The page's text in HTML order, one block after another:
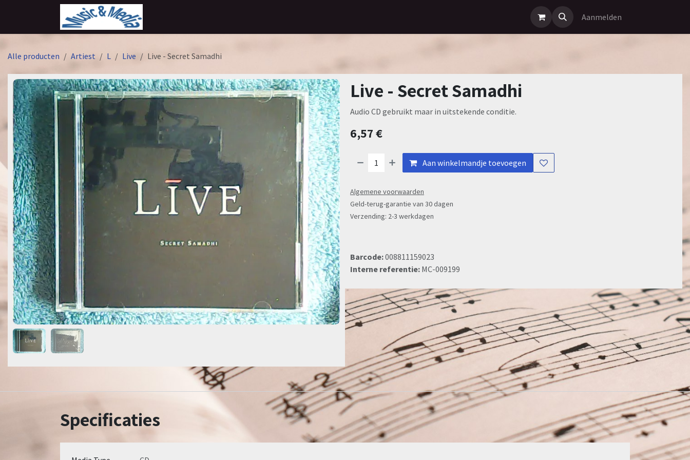
Overslaan naar inhoud
Aanmelden
Alle producten Artiest L Live Live - Secret Samadhi
Live - Secret Samadhi
Audio CD gebruikt maar in uitstekende conditie.
6,57€
Aan winkelmandje toevoegen
Algemene voorwaarden
Geld-terug-garantie van 30 dagen
Verzending: 2-3 werkdagen
Barcode:008811159023
Interne referentie: MC-009199
Specificaties